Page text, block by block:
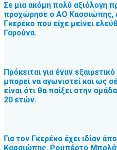
Σε μια ακόμη πολύ αξιόλογη
προχώρησε ο ΑΟ Κασσιώπης,
Γκερέκο που είχε μείνει
Γαρούνα.
Πρόκειται για έναν
μπορεί να αγωνιστεί και ως
είναι ότι θα παίξει στην
20 ετών.
Για τον Γκερέκο έχει ιδίαν
Κασσιώπης, Ρομπέρτο